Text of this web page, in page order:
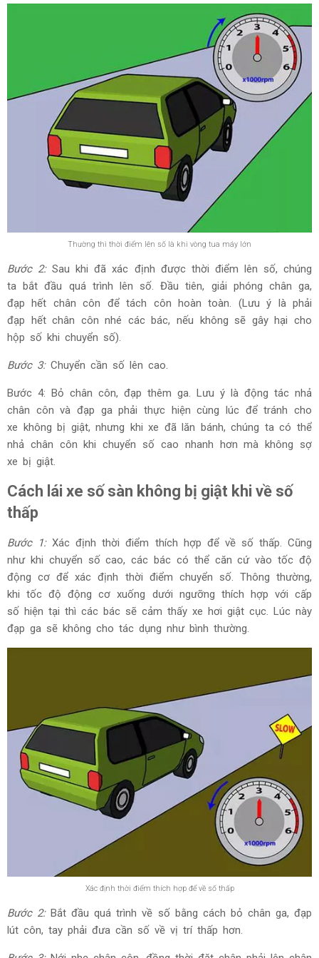
Thường thì thời điểm lên số là khi vòng tua máy lớn
Bước 2:Sau khi đã xác định được thời điểm lên số, chúng
ta bắt đầu quá trình lên số. Đầu tiên, giải phóng chân ga,
đạp hết chân côn để tách côn hoàn toàn. (Lưu ý là phải
đạp hết chân côn nhé các bác, nếu không sẽ gây hại cho
hộp số khi chuyển số).
Bước 3: Chuyển cần số lên cao.
Bước 4: Bỏ chân côn, đạp thêm ga. Lưu ý là động tác nhả
chân côn và đạp ga phải thực hiện cùng lúc để tránh cho
xe không bị giật, nhưng khi xe đã lăn bánh, chúng ta có thể
nhả chân côn khi chuyển số cao nhanh hơn mà không sợ
xe bị giật.
Cách lái xe số sàn không bị giật khi về số
thấp
Bước 1:Xác định thời điểm thích hợp để về số thấp. Cũng
như khi chuyển số cao, các bác có thể căn cứ vào tốc độ
động cơ để xác định thời điểm chuyển số. Thông thường,
khi tốc độ động cơ xuống dưới ngưỡng thích hợp với cấp
số hiện tại thì các bác sẽ cảm thấy xe hơi giật cục. Lúc này
đạp ga sẽ không cho tác dụng như bình thường.
Xác định thời điểm thích hợp để về số thấp
Bước 2:Bắt đầu quá trình về số bằng cách bỏ chân ga, đạp
lút côn, tay phải đưa cần số về vị trí thấp hơn.